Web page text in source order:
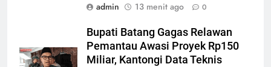
admin
13 menit ago 0
Bupati Batang Gagas Relawan
Pemantau Awasi Proyek Rp150
Miliar, Kantongi Data Teknis